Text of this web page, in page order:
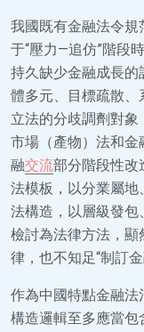
我國既有金融法令
于“壓力—追仿”階段
持久缺少金融成長
體多元、目標疏散
立法的分歧調劑對
市場（產物）法和
融交流部分階段性改
法模板，以分業屬
法構造，以層級發包
檢討為法律方法，
律，也不知足“制訂
作為中國特點金融
構造邏輯至多應當包